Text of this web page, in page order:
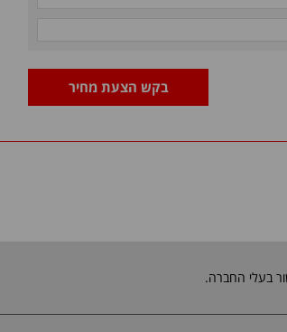
בקש הצעת מחיר